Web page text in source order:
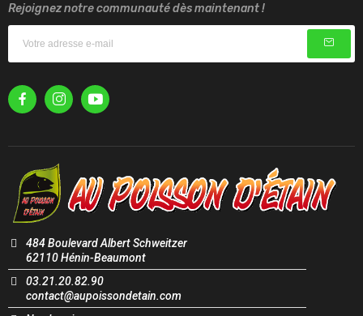
Rejoignez notre communauté dès maintenant !
484 Boulevard Albert Schweitzer
62110 Hénin-Beaumont
03.21.20.82.90
contact@aupoissondetain.com